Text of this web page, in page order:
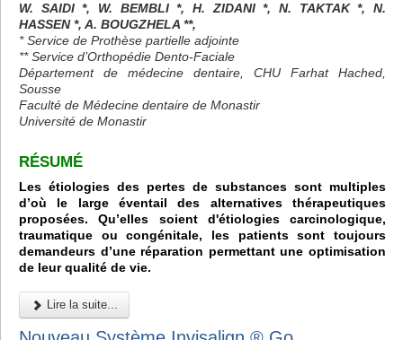
W. SAIDI *, W. BEMBLI *, H. ZIDANI *, N. TAKTAK *, N.
HASSEN *, A. BOUGZHELA **,
* Service de Prothèse partielle adjointe
** Service d’Orthopédie Dento-Faciale
Département de médecine dentaire, CHU Farhat Hached,
Sousse
Faculté de Médecine dentaire de Monastir
Université de Monastir
RÉSUMÉ
Les étiologies des pertes de substances sont multiples
d’où le large éventail des alternatives thérapeutiques
proposées. Qu’elles soient d'étiologies carcinologique,
traumatique ou congénitale, les patients sont toujours
demandeurs d’une réparation permettant une optimisation
de leur qualité de vie.
Lire la suite...